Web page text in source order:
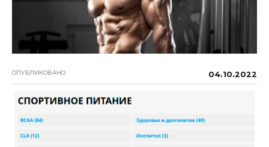
ОПУБЛИКОВАНО 04.10.2022